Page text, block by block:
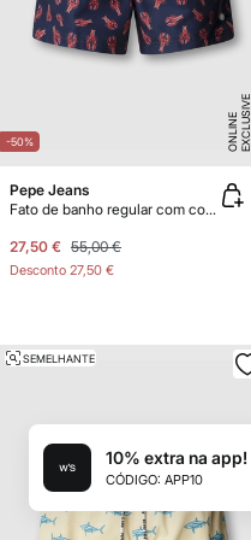
-50% E
X
C
L
U
SI
V
E
O
N
LI
N
E
Pepe Jeans
Fato de banho regular com cordão estampado lagostas
27,50 € 55,00 €
Desconto 27,50 €
SEMELHANTE
10% extra na app!
CÓDIGO: APP10